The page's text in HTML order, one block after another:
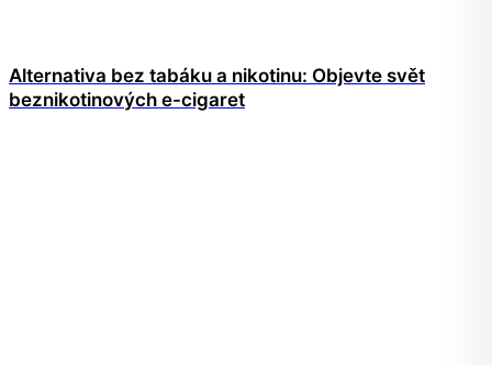
Alternativa bez tabáku a nikotinu: Objevte svět
beznikotinových e-cigaret